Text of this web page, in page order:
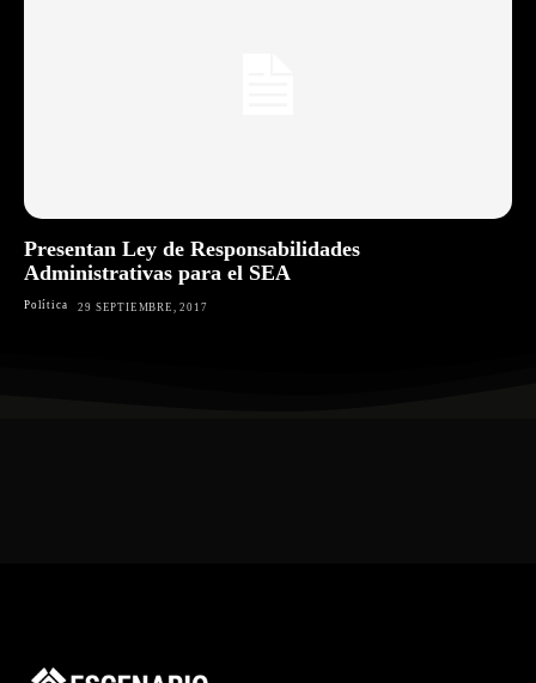
Presentan Ley de Responsabilidades
Administrativas para el SEA
Política 29 SEPTIEMBRE, 2017